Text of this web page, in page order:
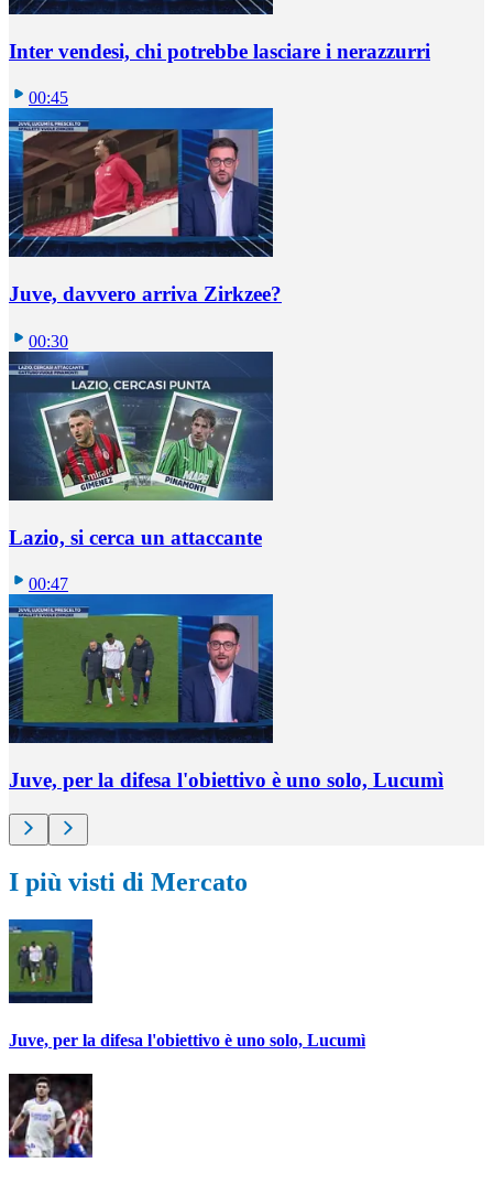
Inter vendesi, chi potrebbe lasciare i nerazzurri
00:45
Juve, davvero arriva Zirkzee?
00:30
Lazio, si cerca un attaccante
00:47
Juve, per la difesa l'obiettivo è uno solo, Lucumì
I più visti di Mercato
Juve, per la difesa l'obiettivo è uno solo, Lucumì